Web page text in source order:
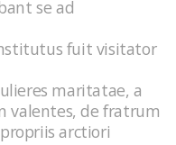
se ad
fuit visitator
maritatae, a
valentes, de fratrum
arctiori